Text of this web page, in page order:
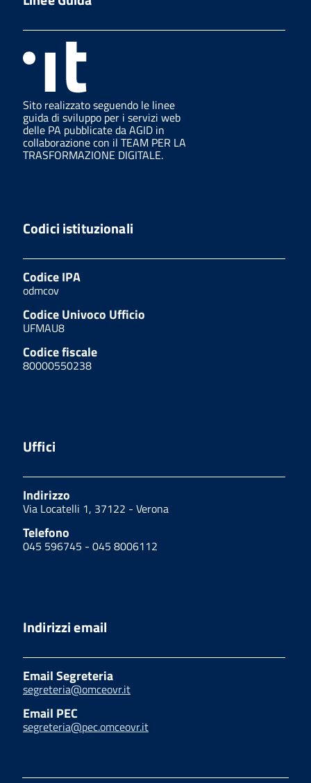
Sito realizzato seguendo le linee
guida di sviluppo per i servizi web
delle PA pubblicate da AGID in
collaborazione con il TEAM PER LA
TRASFORMAZIONE DIGITALE.
Codici istituzionali
Codice IPA
odmcov
Codice Univoco Ufficio
UFMAU8
Codice fiscale
80000550238
Uffici
Indirizzo
Via Locatelli 1, 37122 - Verona
Telefono
045 596745 - 045 8006112
Indirizzi email
Email Segreteria
segreteria@omceovr.it
Email PEC
segreteria@pec.omceovr.it